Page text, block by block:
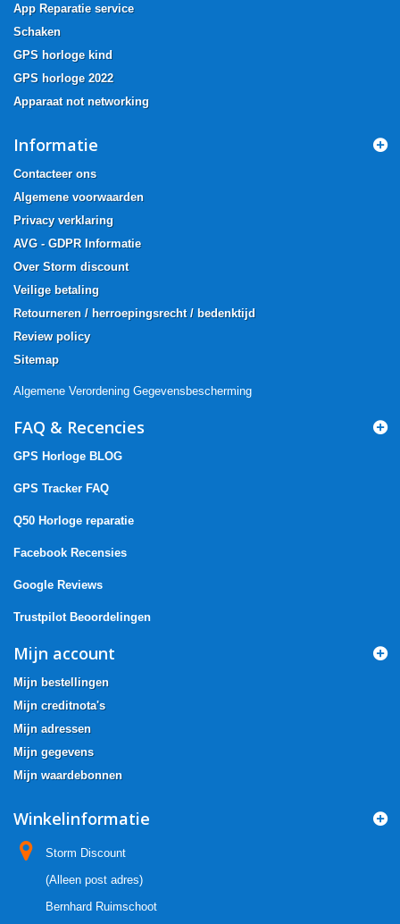
App Reparatie service
Schaken
GPS horloge kind
GPS horloge 2022
Apparaat not networking
Informatie
Contacteer ons
Algemene voorwaarden
Privacy verklaring
AVG - GDPR Informatie
Over Storm discount
Veilige betaling
Retourneren / herroepingsrecht / bedenktijd
Review policy
Sitemap
Algemene Verordening Gegevensbescherming
FAQ & Recencies
GPS Horloge BLOG
GPS Tracker FAQ
Q50 Horloge reparatie
Facebook Recensies
Google Reviews
Trustpilot Beoordelingen
Mijn account
Mijn bestellingen
Mijn creditnota's
Mijn adressen
Mijn gegevens
Mijn waardebonnen
Winkelinformatie
Storm Discount
(Alleen post adres)
Bernhard Ruimschoot